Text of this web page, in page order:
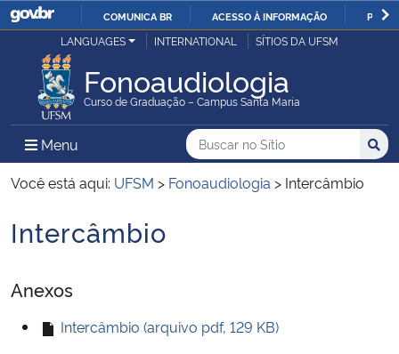
IR
O
COMUNICA BR ACESSO À INFORMAÇÃO
Ministério da Justiça e Segurança Pública
Ministério da Defesa
Ministério das Relações Exteriores
Ministério da Economia
Ministério da Agricultura, Pecuária e Abastecimento
LANGUAGES INTERNATIONAL SÍTIOS DA UFSM
Fonoaudiologia
Curso de Graduação – Campus Santa Maria
Menu Menu Principal do Sítio
Busca
Buscar no no Sítio
Busca:
Você está aqui: UFSM > Fonoaudiologia > Intercâmbio
Início do conteúdo
Intercâmbio
Anexos
Intercâmbio (arquivo pdf, 129 KB)